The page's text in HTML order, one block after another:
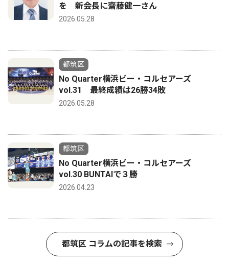
を 新会長に齋藤健一さん
2026.05.28
都筑区
No Quarter横浜ビー・コルセアーズ
vol.31 最終成績は26勝34敗
2026.05.28
都筑区
No Quarter横浜ビー・コルセアーズ
vol.30 BUNTAIで３勝
2026.04.23
都筑区 コラムの記事を検索